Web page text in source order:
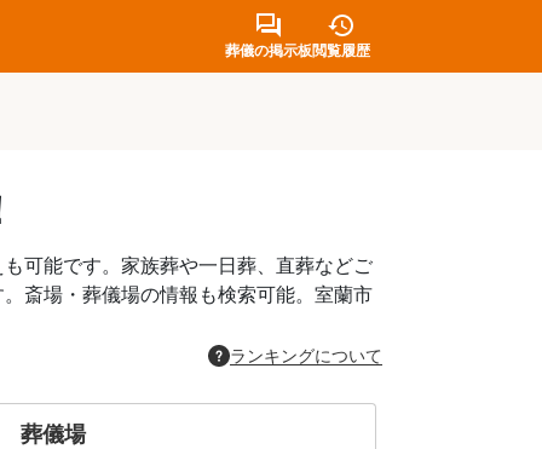
葬儀の掲示板閲覧履歴
可能です。家族葬や一日葬、直葬などご
斎場・葬儀場の情報も検索可能。室蘭市
ランキングについて
葬儀場